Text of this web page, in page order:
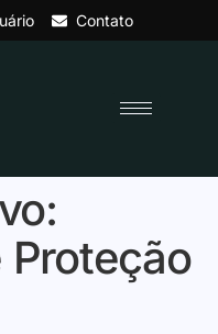
Contato
Proteção